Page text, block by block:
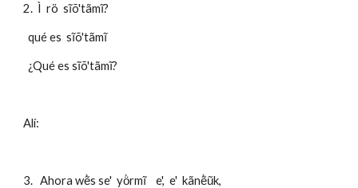
2.  Ì  rö  sĩõ'tãmĩ?
  qué es  sĩõ'tãmĩ
  ¿Qué es sĩõ'tãmĩ?
Alí:
3.   Ahora wẽ̀s se'  yö̀rmĩ    e',  e'  kãnẽ̀ũk,